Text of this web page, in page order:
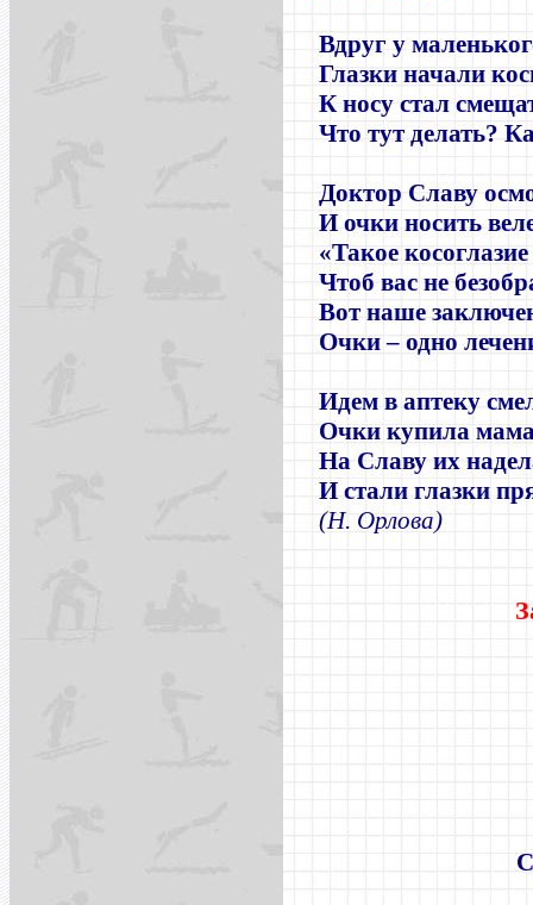
Вдруг у
Глазки начали
К носу стал
Что тут делать?
Доктор Славу
И очки носить
«Такое косоглазие
Чтоб вас не
Вот наше
Очки – одно
Идем в аптеку
Очки купила
На Славу их
И стали глазки
(Н. Орлова)